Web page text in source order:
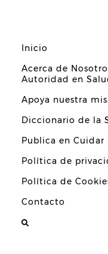
Inicio
Acerca de
Autoridad en
Apoya nuestra
Diccionario de la
Publica en Cuidar
Política de
Política de
Contacto